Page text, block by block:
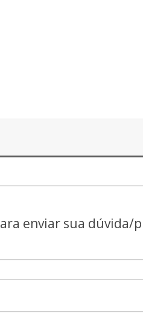
enviar sua dúvida/